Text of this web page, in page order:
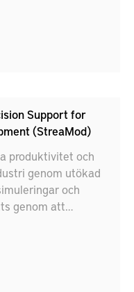
Support for
(StreaMod)
produktivitet och
genom utökad
och
genom att